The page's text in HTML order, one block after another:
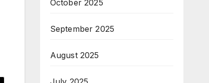
October 2025
September 2025
August 2025